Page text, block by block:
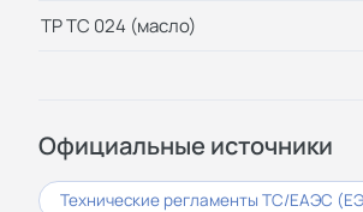
ТР ТС 024 (масло)
Официальные источники
Технические регламенты ТС/ЕАЭС